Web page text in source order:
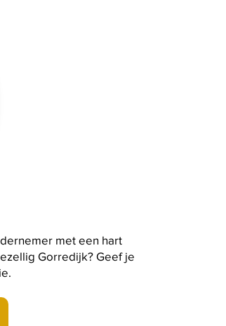
met een hart
Gorredijk? Geef je